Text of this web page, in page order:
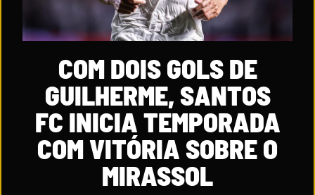
COM DOIS GOLS DE
GUILHERME, SANTOS
FC INICIA TEMPORADA
COM VITÓRIA SOBRE O
MIRASSOL